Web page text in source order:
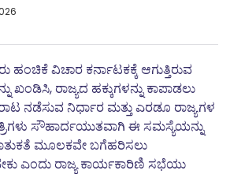
ಹಂಚಿಕೆ ವಿಚಾರ ಕರ್ನಾಟಕಕ್ಕೆ ಆಗುತ್ತಿರುವ
ಖಂಡಿಸಿ, ರಾಜ್ಯದ ಹಕ್ಕುಗಳನ್ನು ಕಾಪಾಡಲು
ನಡೆಸುವ ನಿರ್ಧಾರ ಮತ್ತು ಎರಡೂ ರಾಜ್ಯಗಳ
ಸೌಹಾರ್ದಯುತವಾಗಿ ಈ ಸಮಸ್ಯೆಯನ್ನು
ಮೂಲಕವೇ ಬಗೆಹರಿಸಲು
ಎಂದು ರಾಜ್ಯ ಕಾರ್ಯಕಾರಿಣಿ ಸಭೆಯು